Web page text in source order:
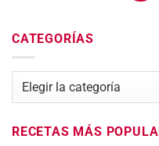
CATEGORÍAS
Categorías
RECETAS MÁS